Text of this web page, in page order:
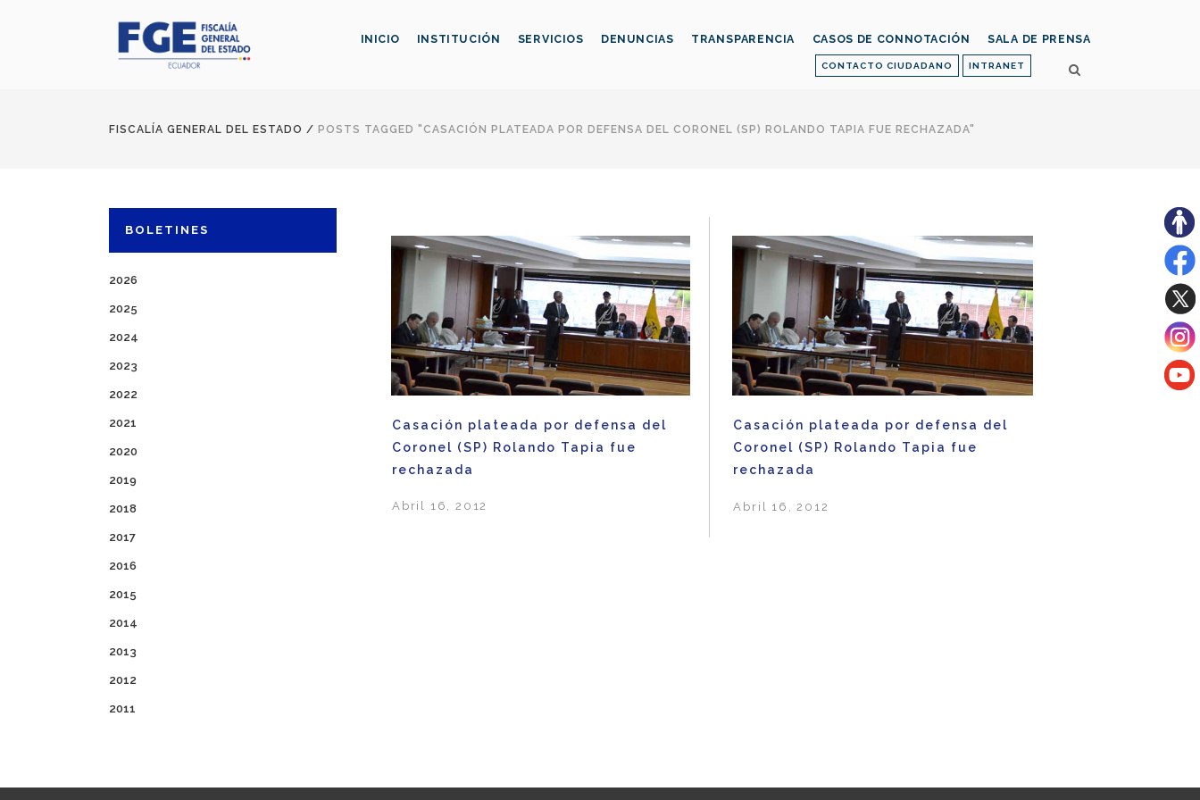
CONTACTO CIUDADANO INTRANET
INICIO INSTITUCIÓN SERVICIOS DENUNCIAS TRANSPARENCIA CASOS DE CONNOTACIÓN SALA DE PRENSA
FISCALÍA GENERAL DEL ESTADO / POSTS TAGGED "CASACIÓN PLATEADA POR DEFENSA DEL CORONEL (SP) ROLANDO TAPIA FUE RECHAZADA"
BOLETINES
2026
2025
2024
2023
2022
2021
2020
2019
2018
2017
2016
2015
2014
2013
2012
2011
Casación plateada por defensa del
Coronel (SP) Rolando Tapia fue
rechazada
Abril 16, 2012
Casación plateada por defensa del
Coronel (SP) Rolando Tapia fue
rechazada
Abril 16, 2012